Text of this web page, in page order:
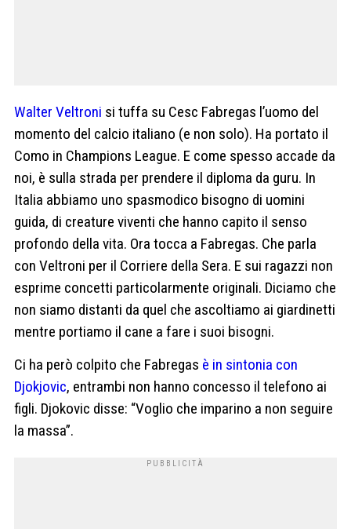
Walter Veltroni si tuffa su Cesc Fabregas l’uomo del
momento del calcio italiano (e non solo). Ha portato il
Como in Champions League. E come spesso accade da
noi, è sulla strada per prendere il diploma da guru. In
Italia abbiamo uno spasmodico bisogno di uomini
guida, di creature viventi che hanno capito il senso
profondo della vita. Ora tocca a Fabregas. Che parla
con Veltroni per il Corriere della Sera. E sui ragazzi non
esprime concetti particolarmente originali. Diciamo che
non siamo distanti da quel che ascoltiamo ai giardinetti
mentre portiamo il cane a fare i suoi bisogni.
Ci ha però colpito che Fabregas è in sintonia con
Djokjovic, entrambi non hanno concesso il telefono ai
figli. Djokovic disse: “Voglio che imparino a non seguire
la massa”.